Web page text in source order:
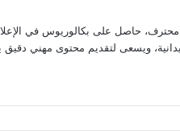
حاصل على بكالوريوس في
ويسعى لتقديم محتوى مهني